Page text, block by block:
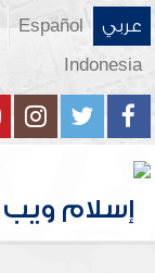
عربي Español
Indonesia